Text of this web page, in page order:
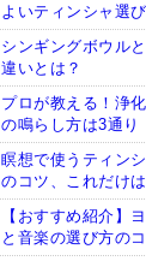
よいティンシャ選
シンギングボウル
違いとは？
プロが教える！浄
の鳴らし方は3通り
瞑想で使うティン
のコツ、これだけ
【おすすめ紹介】
と音楽の選び方の